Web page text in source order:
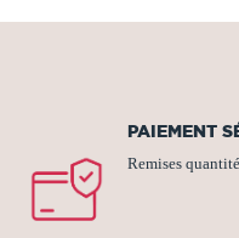
PAIEMENT
Remises